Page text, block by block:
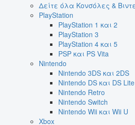
Δείτε όλα Κονσόλες &
PlayStation
PlayStation 1 και 2
PlayStation 3
PlayStation 4 και 5
PSP και PS Vita
Nintendo
Nintendo 3DS και 2DS
Nintendo DS και DS Lite
Nintendo Retro
Nintendo Switch
Nintendo Wii και Wii U
Xbox